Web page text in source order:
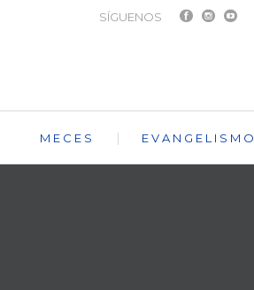
SÍGUENOS
MECES EVANGELISMO